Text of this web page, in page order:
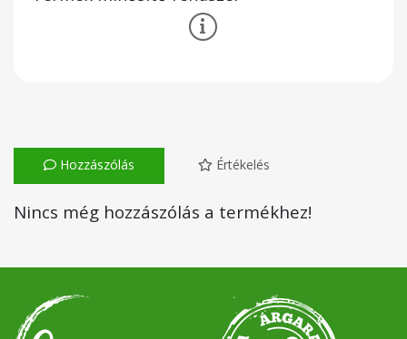
Hozzászólás Értékelés
Nincs még hozzászólás a termékhez!